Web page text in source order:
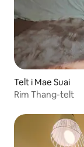
Telt i Mae Suai
Rim Thang-telt